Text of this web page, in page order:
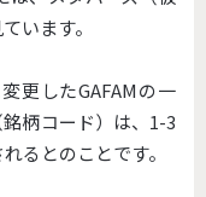
います。
更したGAFAMの一
柄コード）は、1-3
るとのことです。